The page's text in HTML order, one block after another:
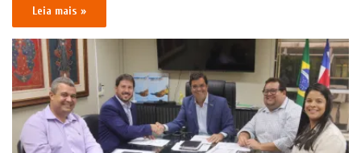
Leia mais »